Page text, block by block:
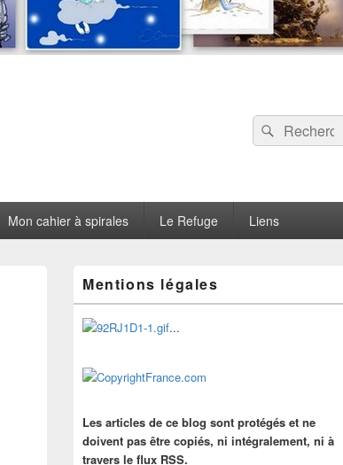
Recherche :
Rechercher
Mon cahier à spirales Le Refuge Liens
principale
de
widget
pour
barre
latérale
Mentions légales
...
Les articles de ce blog sont protégés et ne
doivent pas être copiés, ni intégralement, ni à
travers le flux RSS.